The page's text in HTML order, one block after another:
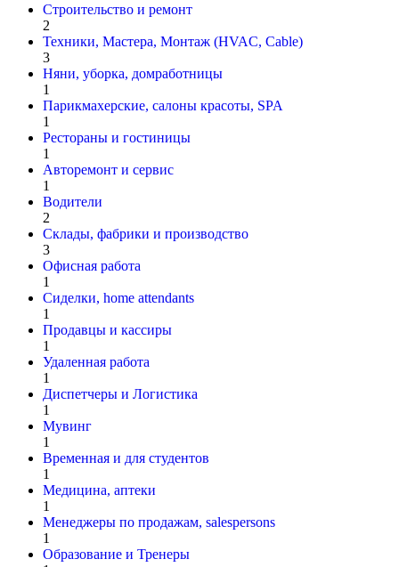
Строительство и ремонт
2
Техники, Мастера, Монтаж (HVAC, Cable)
3
Няни, уборка, домработницы
1
Парикмахерские, салоны красоты, SPA
1
Рестораны и гостиницы
1
Авторемонт и cервис
1
Водители
2
Склады, фабрики и производство
3
Офисная работа
1
Сиделки, home attendants
1
Продавцы и кассиры
1
Удаленная работа
1
Диспетчеры и Логистика
1
Мувинг
1
Временная и для студентов
1
Медицина, аптеки
1
Менеджеры по продажам, salespersons
1
Образование и Тренеры